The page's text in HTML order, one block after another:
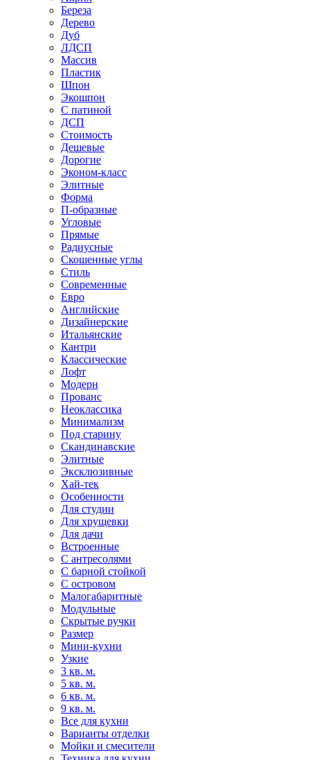
Береза
Дерево
Дуб
ЛДСП
Массив
Пластик
Шпон
Экошпон
С патиной
ДСП
Стоимость
Дешевые
Дорогие
Эконом-класс
Элитные
Форма
П-образные
Угловые
Прямые
Радиусные
Скошенные углы
Стиль
Современные
Евро
Английские
Дизайнерские
Итальянские
Кантри
Классические
Лофт
Модерн
Прованс
Неоклассика
Минимализм
Под старину
Скандинавские
Элитные
Эксклюзивные
Хай-тек
Особенности
Для студии
Для хрущевки
Для дачи
Встроенные
С антресолями
С барной стойкой
С островом
Малогабаритные
Модульные
Скрытые ручки
Размер
Мини-кухни
Узкие
3 кв. м.
5 кв. м.
6 кв. м.
9 кв. м.
Все для кухни
Варианты отделки
Мойки и смесители